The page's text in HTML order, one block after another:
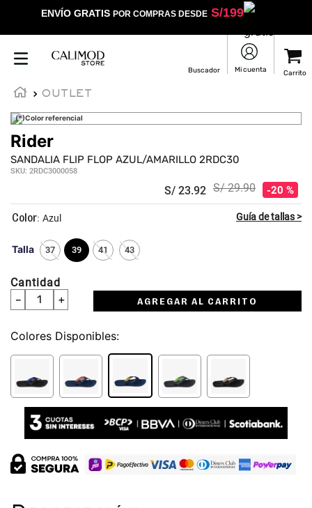
ENVÍO GRATIS POR COMPRAS DESDES/199
OUTLET
(*)Color referencial
Rider
SANDALIA FLIP FLOP AZUL/AMARILLO 2RDC30
SKU: 2RDC3000058
S/ 23.92 S/ 29.90 20 %
Talla 37 39 41 43
: Azul
Cantidad
＋
－ AGREGAR AL CARRITO
Colores